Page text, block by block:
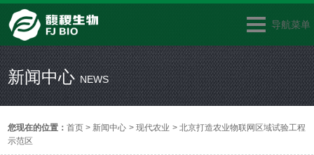
导航菜单
新闻中心NEWS
您现在的位置：首页 > 新闻中心 >现代农业 >北京打造农业物联网区域试验工程
示范区